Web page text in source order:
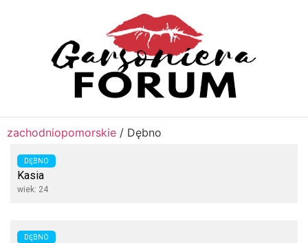
zachodniopomorskie / Dębno
DĘBNO
Kasia
wiek: 24
DĘBNO